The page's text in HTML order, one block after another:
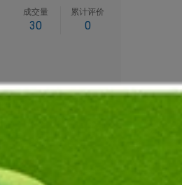
成交量
30
累计评价
0